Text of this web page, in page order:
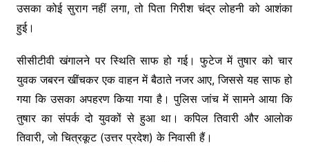
उसका कोई सुराग नहीं लगा, तो पिता गिरीश चंद्र लोहनी को आशंका
हुई।
सीसीटीवी खंगालने पर स्थिति साफ हो गई। फुटेज में तुषार को चार
युवक जबरन खींचकर एक वाहन में बैठाते नजर आए, जिससे यह साफ हो
गया कि उसका अपहरण किया गया है। पुलिस जांच में सामने आया कि
तुषार का संपर्क दो युवकों से हुआ था। कपिल तिवारी और आलोक
तिवारी, जो चित्रकूट (उत्तर प्रदेश) के निवासी हैं।